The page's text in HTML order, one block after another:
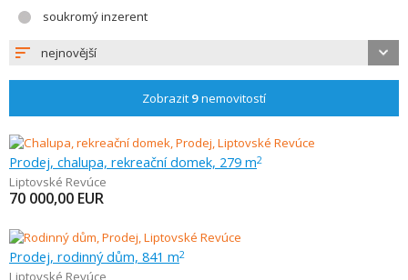
soukromý inzerent
nejnovější
Zobrazit 9nemovitostí
Prodej, chalupa, rekreační domek, 279 m2
Liptovské Revúce
70 000,00 EUR
Prodej, rodinný dům, 841 m2
Liptovské Revúce